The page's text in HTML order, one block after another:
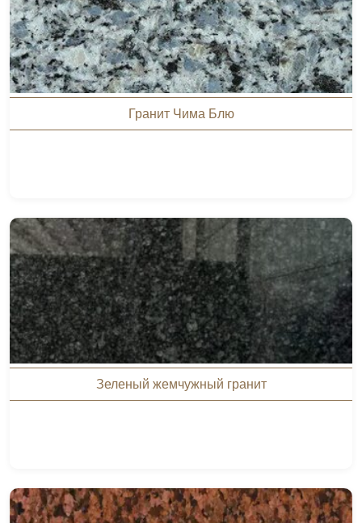
Гранит Чима Блю
Зеленый жемчужный гранит